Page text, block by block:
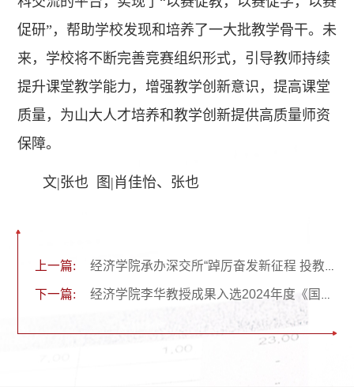
促研”，帮助学校发现和培养了一大批教学骨干。未
来，学校将不断完善竞赛组织形式，引导教师持续
提升课堂教学能力，增强教学创新意识，提高课堂
质量，为山大人才培养和教学创新提供高质量师资
保障。
文|张也 图|肖佳怡、张也
上一篇: 经济学院承办深交所“踔厉奋发新征程 投教服务再出发”主题活动
下一篇: 经济学院李华教授成果入选2024年度《国家哲学社会科学成果文库》